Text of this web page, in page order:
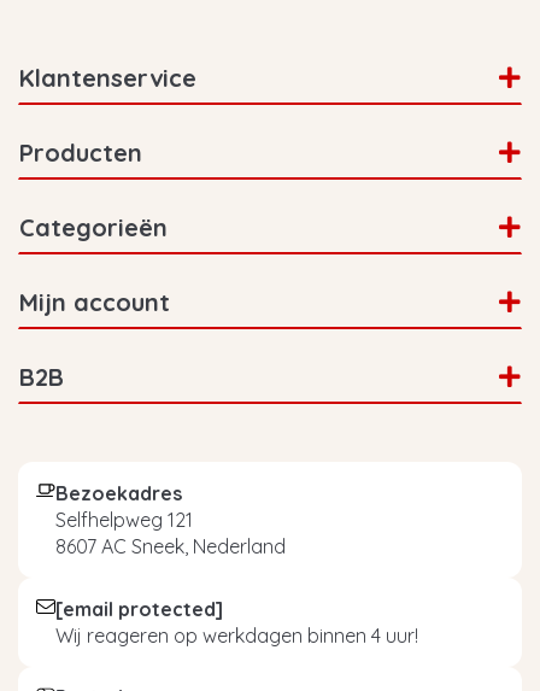
Klantenservice
Producten
Categorieën
Mijn account
B2B
Bezoekadres
Selfhelpweg 121
8607 AC Sneek, Nederland
[email protected]
Wij reageren op werkdagen binnen 4 uur!